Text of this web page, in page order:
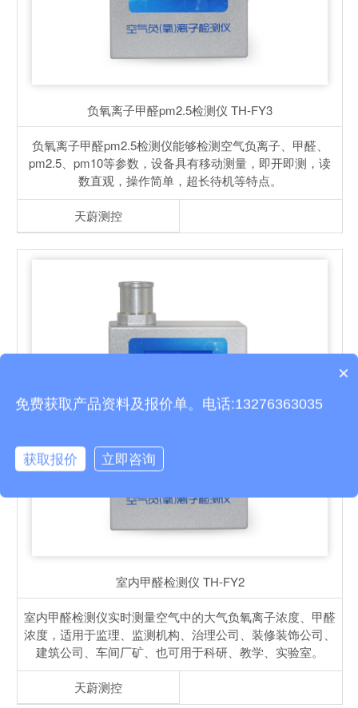
负氧离子甲醛pm2.5检测仪 TH-FY3
负氧离子甲醛pm2.5检测仪能够检测空气负离子、甲醛、
pm2.5、pm10等参数，设备具有移动测量，即开即测，读
数直观，操作简单，超长待机等特点。
天蔚测控
室内甲醛检测仪 TH-FY2
室内甲醛检测仪实时测量空气中的大气负氧离子浓度、甲醛
浓度，适用于监理、监测机构、治理公司、装修装饰公司、
建筑公司、车间厂矿、也可用于科研、教学、实验室。
天蔚测控
产品包含安装吗？
×
免费获取产品资料及报价单。电话:13276363035
获取报价 立即咨询